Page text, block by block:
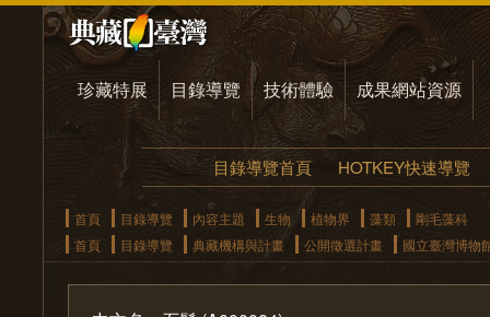
珍藏特展 目錄導覽 技術體驗 成果網站資源
目錄導覽首頁 HOTKEY快速導覽
首頁 目錄導覽 內容主題 生物 植物界 藻類
剛毛藻科
首頁
目錄導覽 典藏機構與計畫 公開徵選計畫 國立臺灣博物